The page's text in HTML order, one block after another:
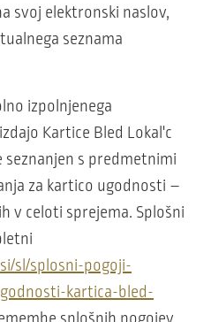
svoj elektronski naslov,
seznama
izpolnjenega
Kartice Bled Lokal'c
seznanjen s predmetnimi
za kartico ugodnosti –
v celoti sprejema. Splošni
sl/splosni-pogoji-
kartica-bled-
splošnih pogojev,